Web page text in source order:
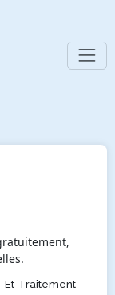
Et-Traitement-